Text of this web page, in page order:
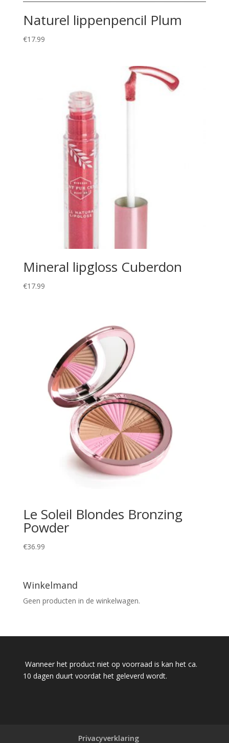
Naturel lippenpencil Plum
€17.99
Mineral lipgloss Cuberdon
€17.99
Le Soleil Blondes Bronzing
Powder
€36.99
Winkelmand
Geen producten in de winkelwagen.
Wanneer het product niet op voorraad is kan het ca.
10 dagen duurt voordat het geleverd wordt.
Privacyverklaring